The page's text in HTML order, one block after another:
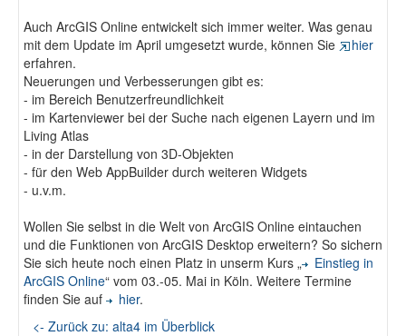
Auch ArcGIS Online entwickelt sich immer weiter. Was genau
mit dem Update im April umgesetzt wurde, können Sie
hier
erfahren.
Neuerungen und Verbesserungen gibt es:
- im Bereich Benutzerfreundlichkeit
- im Kartenviewer bei der Suche nach eigenen Layern und im
Living Atlas
- in der Darstellung von 3D-Objekten
- für den Web AppBuilder durch weiteren Widgets
- u.v.m.
Wollen Sie selbst in die Welt von ArcGIS Online eintauchen
und die Funktionen von ArcGIS Desktop erweitern? So sichern
Sie sich heute noch einen Platz in unserm Kurs „
Einstieg in
ArcGIS Online“ vom 03.-05. Mai in Köln. Weitere Termine
finden Sie auf
hier.
<- Zurück zu: alta4 im Überblick